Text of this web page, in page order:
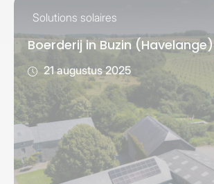
Solutions solaires
Boerderij in Buzin (Havelange)
21 augustus 2025